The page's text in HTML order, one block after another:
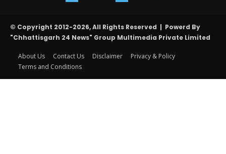
© Copyright 2012-2026, All Rights Reserved | Powerd By
"Chhattisgarh 24 News" Group Multimedia Private Limited
About Us Contact Us Disclaimer
Privacy & Policy
Terms and Conditions